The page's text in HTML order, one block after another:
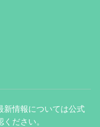
新情報については公式
ださい。